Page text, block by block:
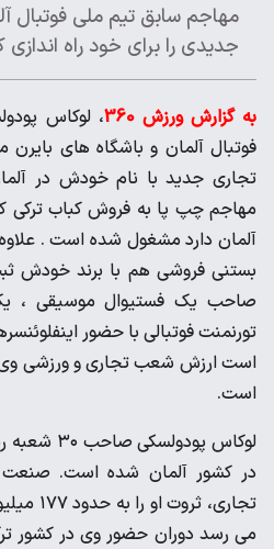
مهاجم سابق تیم ملی فوتبال
جدیدی را برای خود راه
به گزارش ورزش 360
، لوکاس
فوتبال آلمان و باشگاه های
تجاری جدید با نام خودش در
مهاجم چپ پا به فروش کباب
آلمان دارد مشغول شده است .
بستنی فروشی هم با برند خودش
صاحب یک فستیوال موسیقی ،
تورنمنت فوتبالی با حضور
است.
لوکاس
در کشور آلمان شده است. صنعت
تجاری،
می رسد دوران حضور وی در کشور